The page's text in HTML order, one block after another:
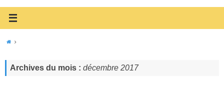
Archives du mois : décembre 2017